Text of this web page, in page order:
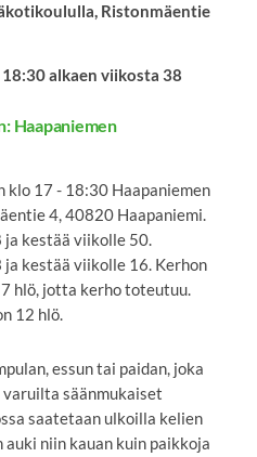
Ristonmäentie
alkaen viikosta 38
Haapaniemen
17 - 18:30 Haapaniemen
4, 40820 Haapaniemi.
ja kestää viikolle 50.
kestää viikolle 16. Kerhon
hlö, jotta kerho toteutuu.
12 hlö.
essun tai paidan, joka
säänmukaiset
saatetaan ulkoilla kelien
niin kauan kuin paikkoja